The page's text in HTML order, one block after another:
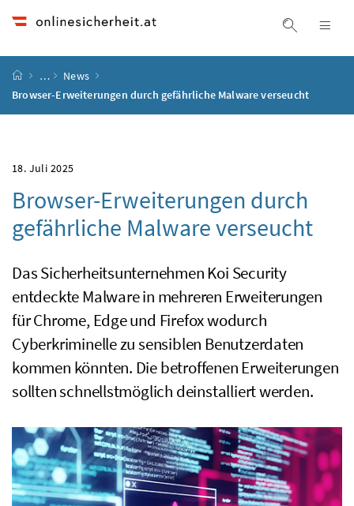
Suche
Startseite
…
News
Browser-Erweiterungen durch gefährliche Malware verseucht
18. Juli 2025
Browser-Erweiterungen durch
gefährliche Malware verseucht
Das Sicherheitsunternehmen Koi Security
entdeckte Malware in mehreren Erweiterungen
für Chrome, Edge und Firefox wodurch
Cyberkriminelle zu sensiblen Benutzerdaten
kommen könnten. Die betroffenen Erweiterungen
sollten schnellstmöglich deinstalliert werden.